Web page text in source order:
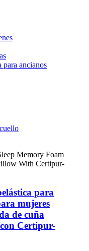
para ancianos
para
mujeres
de cuña
Certipur-